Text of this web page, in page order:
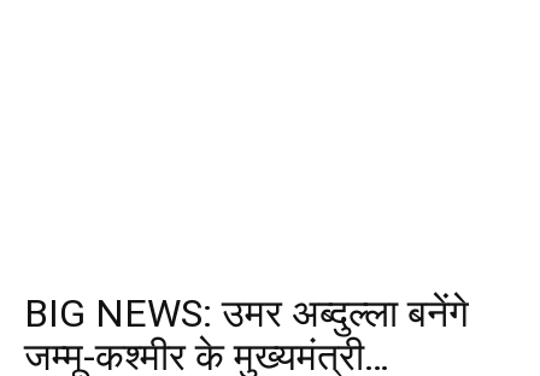
BIG NEWS: उमर अब्दुल्ला बनेंगे
जम्मू-कश्मीर के मुख्यमंत्री…